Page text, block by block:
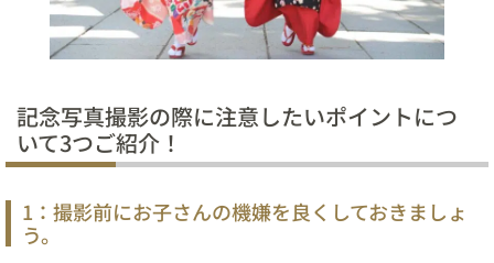
記念写真撮影の際に注意したいポイントにつ
いて3つご紹介！
1：撮影前にお子さんの機嫌を良くしておきましょ
う。